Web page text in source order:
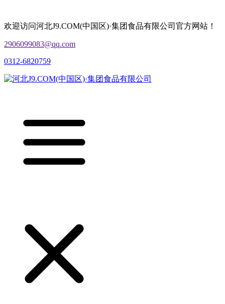
欢迎访问河北J9.COM(中国区)·集团食品有限公司官方网站！
2906099083@qq.com
0312-6820759